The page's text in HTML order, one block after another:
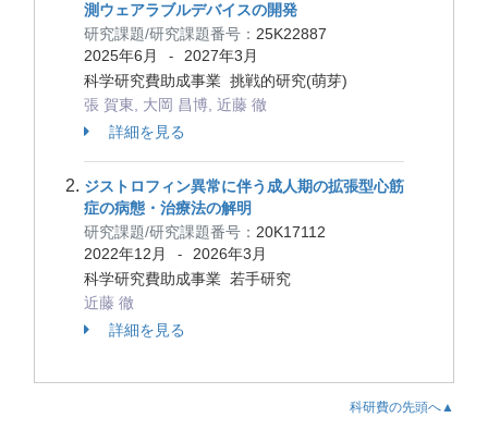
測ウェアラブルデバイスの開発
研究課題/研究課題番号： 25K22887
2025年6月
-
2027年3月
科学研究費助成事業 挑戦的研究(萌芽)
張 賀東, 大岡 昌博, 近藤 徹
詳細を見る
ジストロフィン異常に伴う成人期の拡張型心筋
症の病態・治療法の解明
研究課題/研究課題番号： 20K17112
2022年12月
-
2026年3月
科学研究費助成事業 若手研究
近藤 徹
詳細を見る
科研費の先頭へ▲